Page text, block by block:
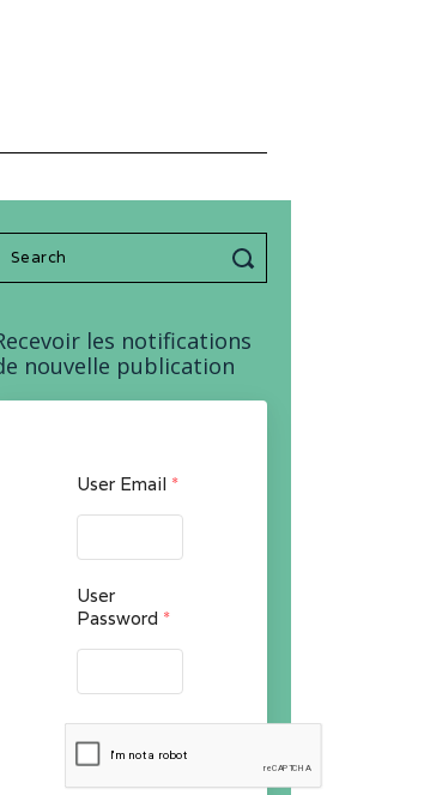
Search
les notifications
nouvelle publication
User Email *
User
Password *